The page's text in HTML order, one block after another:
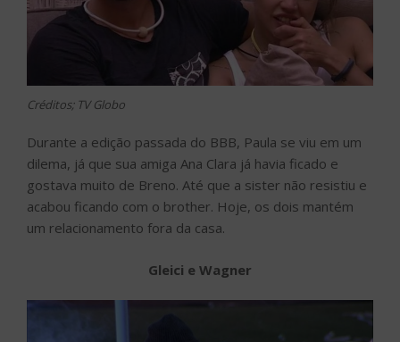
Créditos; TV Globo
Durante a edição passada do BBB, Paula se viu em um
dilema, já que sua amiga Ana Clara já havia ficado e
gostava muito de Breno. Até que a sister não resistiu e
acabou ficando com o brother. Hoje, os dois mantém
um relacionamento fora da casa.
Gleici e Wagner